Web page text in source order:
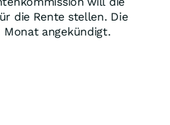
die Rente stellen. Die
Monat angekündigt.